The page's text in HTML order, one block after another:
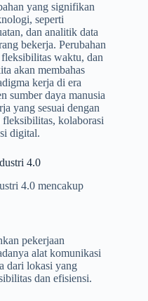
yang signifikan
seperti
dan analitik data
bekerja. Perubahan
waktu, dan
akan membahas
kerja di era
sumber daya manusia
yang sesuai dengan
kolaborasi
digital.
4.0
4.0 mencakup
pekerjaan
alat komunikasi
dari lokasi yang
dan efisiensi.